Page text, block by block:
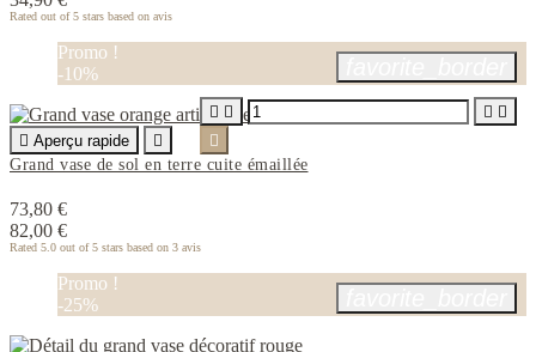
Rated out of 5 stars based on avis
Promo !
-10%
 Aperçu rapide

Grand vase de sol en terre cuite émaillée
73,80 €
82,00 €
Rated 5.0 out of 5 stars based on 3 avis
   

Promo !
-25%